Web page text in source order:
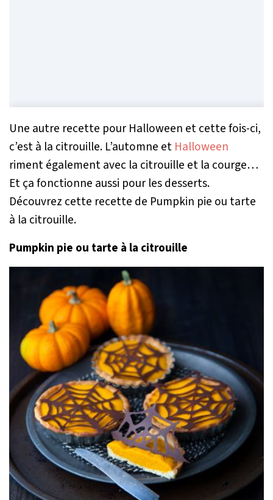
Une autre recette pour Halloween et cette fois-ci,
c’est à la citrouille. L’automne et Halloween
riment également avec la citrouille et la courge…
Et ça fonctionne aussi pour les desserts.
Découvrez cette recette de Pumpkin pie ou tarte
à la citrouille.
Pumpkin pie ou tarte à la citrouille